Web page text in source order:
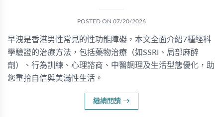
POSTED ON 07/20/2026
早洩是香港男性常見的性功能障礙，本文全面介紹7種經科
學驗證的治療方法，包括藥物治療（如SSRI、局部麻醉
劑）、行為訓練、心理諮商、中醫調理及生活型態優化，助
您重拾自信與美滿性生活。
繼續閱讀 →